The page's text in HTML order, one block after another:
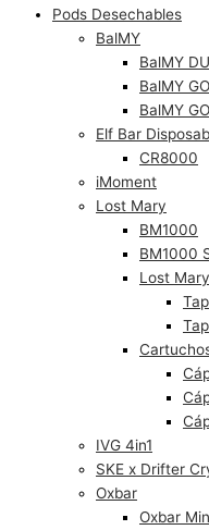
Pods Desechables
BalMY
BalMY
BalMY
BalMY
Elf Bar
CR8000
iMoment
Lost Mary
BM1000
BM1000
Lost
IVG 4in1
SKE x Drifter
Oxbar
Oxbar